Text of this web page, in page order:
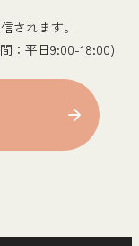
されます。
：平日9:00-18:00)